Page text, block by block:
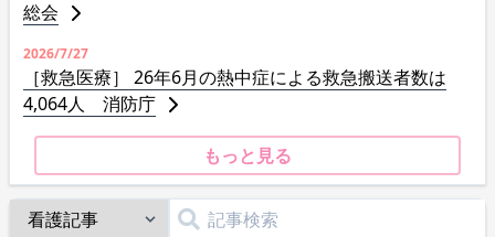
総会
2026/7/27
［救急医療］ 26年6月の熱中症による救急搬送者数は
4,064人 消防庁
もっと見る